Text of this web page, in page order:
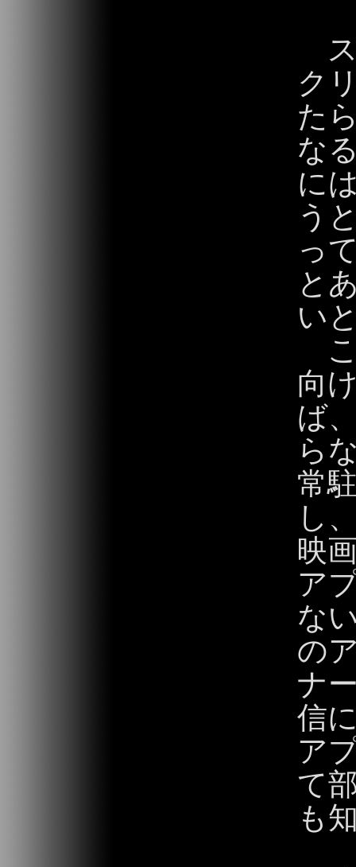
ス
ク
た
な
に
う
っ
と
い
こ
向
ば
ら
常
し
映
ア
な
の
ナ
信
ア
て
も